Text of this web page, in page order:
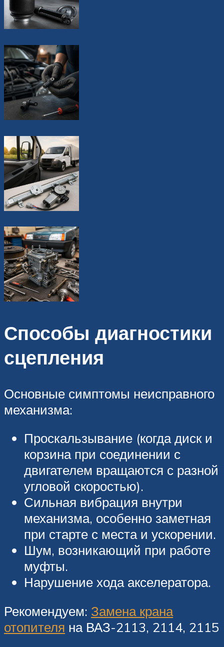
Способы диагностики
сцепления
Основные симптомы неисправного
механизма:
Проскальзывание (когда диск и
корзина при соединении с
двигателем вращаются с разной
угловой скоростью).
Сильная вибрация внутри
механизма, особенно заметная
при старте с места и ускорении.
Шум, возникающий при работе
муфты.
Нарушение хода акселератора.
Рекомендуем: Замена крана
отопителя на ВАЗ-2113, 2114, 2115